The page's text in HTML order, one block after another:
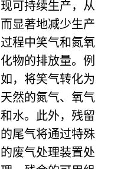
现可持续生产，从
而显著地减少生产
过程中笑气和氮氧
化物的排放量。例
如，将笑气转化为
天然的氮气、氧气
和水。此外，残留
的尾气将通过特殊
的废气处理装置处